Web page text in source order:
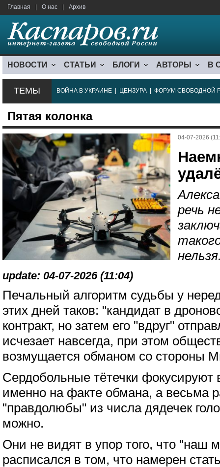
Главная О нас Архив
НОВОСТИ СТАТЬИ БЛОГИ АВТОРЫ В
ТЕМЫ ВОЙНА В УКРАИНЕ ЦЕНЗУРА ФОРУМ СВОБОДНОЙ
Пятая колонка
04-07-2026
речь
update: 04-07-2026 (11:04)
Печальный алгоритм судьбы у
этих дней таков: "кандидат в
контракт, но затем его "вдруг"
исчезает навсегда, при этом
возмущается обманом со стороны
Сердобольные тётечки фокусируют
именно на факте обмана, а весьма
"правдолюбы" из числа дядечек
можно.
Они не видят в упор того, что "наш
расписался в том, что намерен